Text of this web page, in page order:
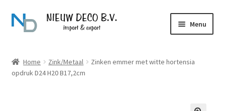
Ga
door
navigatie
Ga
naar
inhoud
Menu
Producten
Home Zink/Metaal
Zinken emmer met witte hortensia
opdruk D24 H20 B17,2cm